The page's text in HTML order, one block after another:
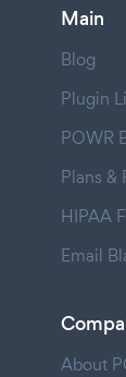
Main
Blog
Plugin
POWR
Plans &
HIPAA
Email
About